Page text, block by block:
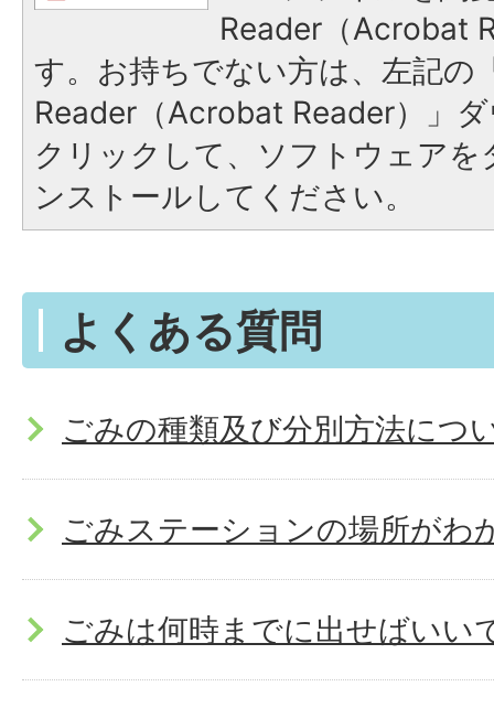
Reader（Acrobat
す。お持ちでない方は、左記の
Reader（Acrobat Reader）」
クリックして、ソフトウェア
ンストールしてください。
よくある質問
ごみの種類及び分別方法につ
ごみステーションの場所がわ
ごみは何時までに出せばいい